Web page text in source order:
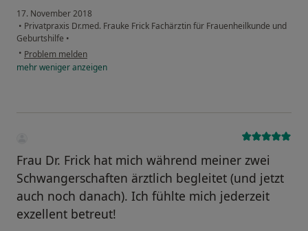
17. November 2018
• Privatpraxis Dr.med. Frauke Frick Fachärztin für Frauenheilkunde und
Geburtshilfe •
• Problem melden
mehrwenigeranzeigen
Frau Dr. Frick hat mich während meiner zwei
Schwangerschaften ärztlich begleitet (und jetzt
auch noch danach). Ich fühlte mich jederzeit
exzellent betreut!